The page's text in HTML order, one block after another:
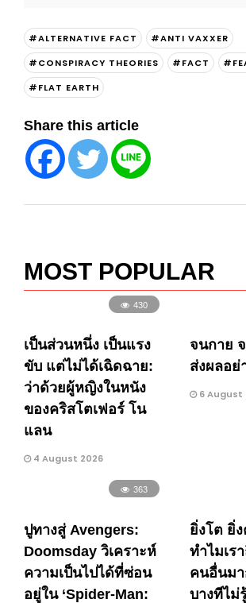
#ALTERNATIVE FACT
#ANTI VAXXER
#CONSPIRACY THEORIES
#FACT
#FLAT EARTH
Share this article
MOST POPULAR
430
เป็นส่วนหนึ่ง เป็นแรง
ขับ แต่ไม่ได้เฉิดฉาย:
ว่าด้วยผู้หญิงในหนัง
ของคริสโตเฟอร์ โน
แลน
4 August 2026
จนกาย
ส่งผลอย่
6 August
363
ปูทางสู่ Avengers:
Doomsday วิเคราะห์
ความเป็นไปได้ที่ซ่อน
อยู่ใน ‘Spider-Man:
ยิ่งโต ยิ่
ทำไมเร
คนอื่นม
บางทีไม่